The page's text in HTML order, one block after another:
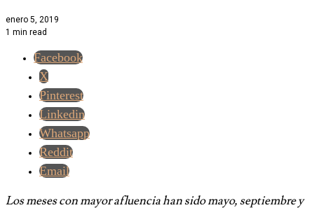
enero 5, 2019
1 min read
Facebook
X
Pinterest
Linkedin
Whatsapp
Reddit
Email
Los meses con mayor afluencia han sido mayo, septiembre y